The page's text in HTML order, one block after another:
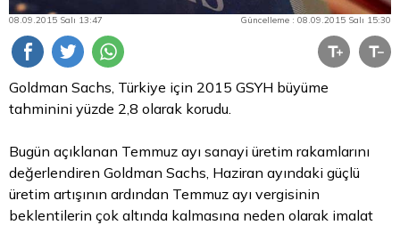
08.09.2015 Salı 13:47 Güncelleme : 08.09.2015 Salı 15:30
Goldman Sachs, Türkiye için 2015 GSYH büyüme
tahminini yüzde 2,8 olarak korudu.
Bugün açıklanan Temmuz ayı sanayi üretim rakamlarını
değerlendiren Goldman Sachs, Haziran ayındaki güçlü
üretim artışının ardından Temmuz ayı vergisinin
beklentilerin çok altında kalmasına neden olarak imalat